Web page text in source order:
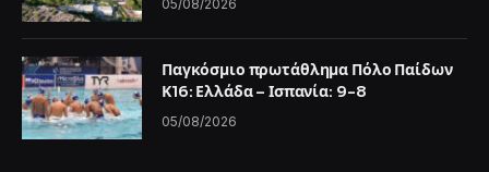
05/08/2026
Παγκόσμιο πρωτάθλημα Πόλο Παίδων
Κ16: Ελλάδα – Ισπανία: 9-8
05/08/2026